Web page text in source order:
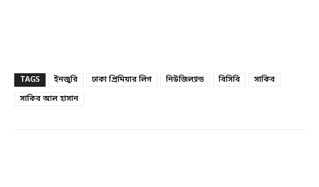
TAGS ইনজুরি ঢাকা প্রিমিয়ার লিগ নিউজিল্যান্ড বিসিবি
সাকিব
সাকিব আল হাসান